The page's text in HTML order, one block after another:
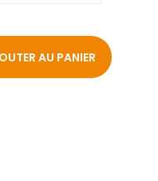
AU PANIER